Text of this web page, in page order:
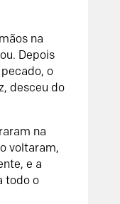
na
Depois
o
desceu do
na
voltaram,
e a
todo o